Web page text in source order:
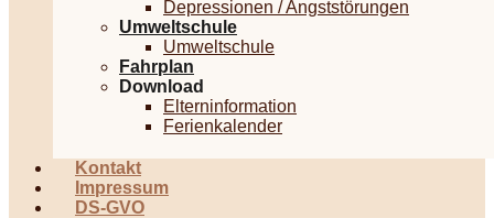
Depressionen / Angststörungen
Umweltschule
Umweltschule
Fahrplan
Download
Elterninformation
Ferienkalender
Kontakt
Impressum
DS-GVO